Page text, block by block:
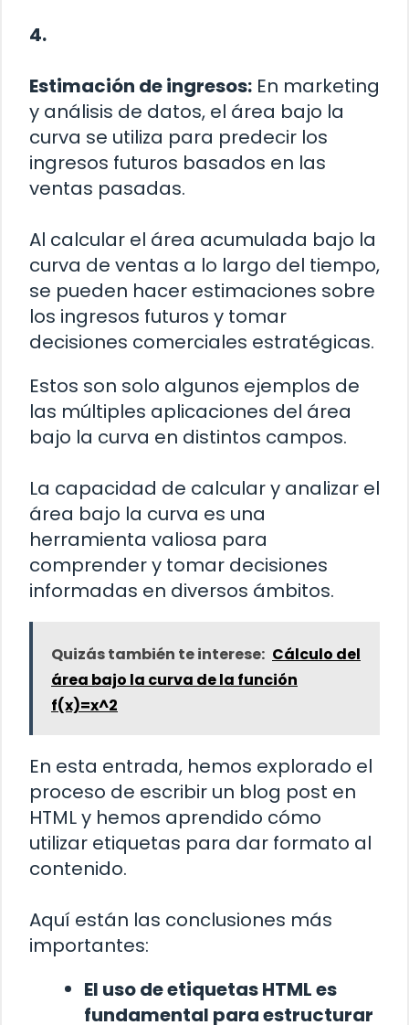
4.
Estimación de ingresos: En marketing
y análisis de datos, el área bajo la
curva se utiliza para predecir los
ingresos futuros basados en las
ventas pasadas.
Al calcular el área acumulada bajo la
curva de ventas a lo largo del tiempo,
se pueden hacer estimaciones sobre
los ingresos futuros y tomar
decisiones comerciales estratégicas.
Estos son solo algunos ejemplos de
las múltiples aplicaciones del área
bajo la curva en distintos campos.
La capacidad de calcular y analizar el
área bajo la curva es una
herramienta valiosa para
comprender y tomar decisiones
informadas en diversos ámbitos.
Quizás también te interese: Cálculo del
área bajo la curva de la función
f(x)=x^2
En esta entrada, hemos explorado el
proceso de escribir un blog post en
HTML y hemos aprendido cómo
utilizar etiquetas para dar formato al
contenido.
Aquí están las conclusiones más
importantes:
El uso de etiquetas HTML es
fundamental para estructurar